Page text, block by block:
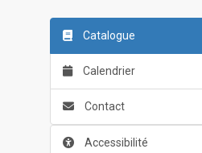
Catalogue
Calendrier
Contact
Accessibilité